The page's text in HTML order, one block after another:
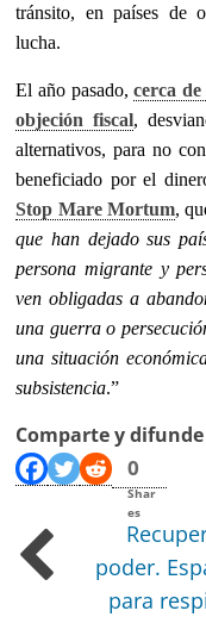
tránsito, en países de
lucha.
El año pasado,cerca
objeción fiscal,
alternativos, para no
beneficiado por el
Stop Mare Mortum,
que han dejado sus
persona migrante y
ven obligadas a
una guerra o
una situación
subsistencia.”
Comparte y difunde
0
Shar
es
poder.
para